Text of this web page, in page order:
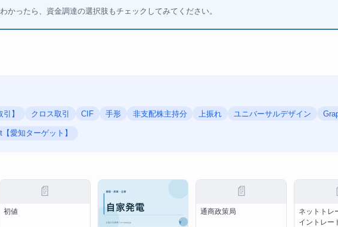
かったら、資金調達の選択肢もチェックしてみてください。
】 クロス取引 CIF 手形 非支配株主持分 上振れ ユニバーサルデザイン
愛知ターゲット】
📄
初値
📄
通商政策局
ネットトレ
イントレー